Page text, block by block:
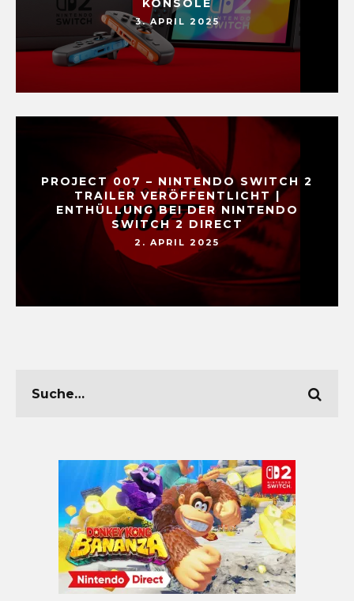
KONSOLE
3. APRIL 2025
PROJECT 007 – NINTENDO SWITCH 2
TRAILER VERÖFFENTLICHT |
ENTHÜLLUNG BEI DER NINTENDO
SWITCH 2 DIRECT
2. APRIL 2025